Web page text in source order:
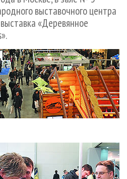
ПЛИТ
выставочного центра
«Деревянное